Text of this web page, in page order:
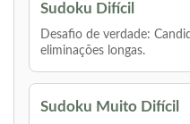
Sudoku Difícil
Desafio de verdade:
eliminações longas.
Sudoku Muito Difícil